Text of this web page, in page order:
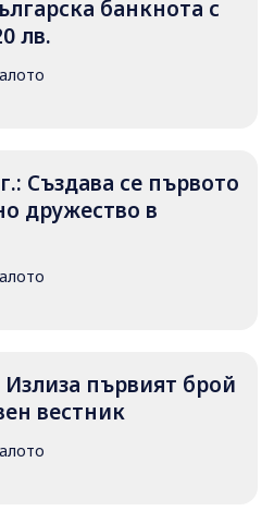
банкнота с
лв.
Създава се първото
дружество в
Излиза първият брой
вестник